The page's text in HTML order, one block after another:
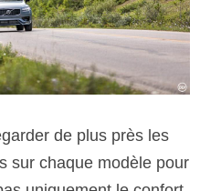
de plus près les
sur chaque modèle pour